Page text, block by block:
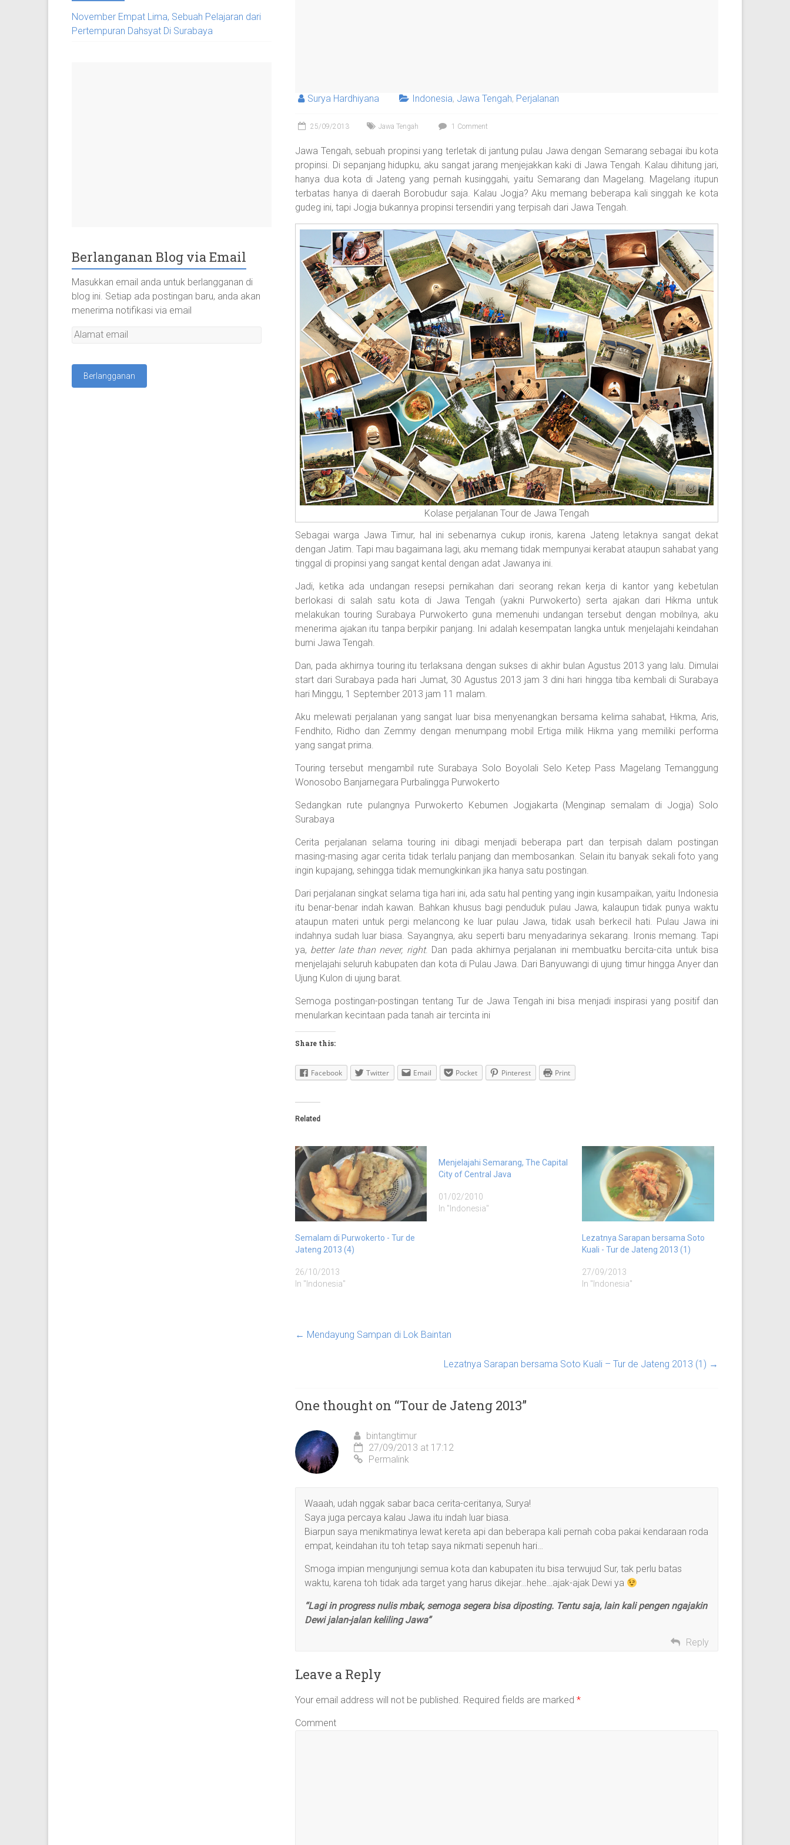
Surya Hardhiyana Indonesia, Jawa Tengah, Perjalanan
25/09/2013 Jawa Tengah 1 Comment
Jawa Tengah, sebuah propinsi yang terletak di jantung pulau Jawa dengan Semarang sebagai ibu kota
propinsi. Di sepanjang hidupku, aku sangat jarang menjejakkan kaki di Jawa Tengah. Kalau dihitung jari,
hanya dua kota di Jateng yang pernah kusinggahi, yaitu Semarang dan Magelang. Magelang itupun
terbatas hanya di daerah Borobudur saja. Kalau Jogja? Aku memang beberapa kali singgah ke kota
gudeg ini, tapi Jogja bukannya propinsi tersendiri yang terpisah dari Jawa Tengah.
Kolase perjalanan Tour de Jawa Tengah
Sebagai warga Jawa Timur, hal ini sebenarnya cukup ironis, karena Jateng letaknya sangat dekat
dengan Jatim. Tapi mau bagaimana lagi, aku memang tidak mempunyai kerabat ataupun sahabat yang
tinggal di propinsi yang sangat kental dengan adat Jawanya ini.
Jadi, ketika ada undangan resepsi pernikahan dari seorang rekan kerja di kantor yang kebetulan
berlokasi di salah satu kota di Jawa Tengah (yakni Purwokerto) serta ajakan dari Hikma untuk
melakukan touring Surabaya Purwokerto guna memenuhi undangan tersebut dengan mobilnya, aku
menerima ajakan itu tanpa berpikir panjang. Ini adalah kesempatan langka untuk menjelajahi keindahan
bumi Jawa Tengah.
Dan, pada akhirnya touring itu terlaksana dengan sukses di akhir bulan Agustus 2013 yang lalu. Dimulai
start dari Surabaya pada hari Jumat, 30 Agustus 2013 jam 3 dini hari hingga tiba kembali di Surabaya
hari Minggu, 1 September 2013 jam 11 malam.
Aku melewati perjalanan yang sangat luar bisa menyenangkan bersama kelima sahabat, Hikma, Aris,
Fendhito, Ridho dan Zemmy dengan menumpang mobil Ertiga milik Hikma yang memiliki performa
yang sangat prima.
Touring tersebut mengambil rute Surabaya Solo Boyolali Selo Ketep Pass Magelang Temanggung
Wonosobo Banjarnegara Purbalingga Purwokerto
Sedangkan rute pulangnya Purwokerto Kebumen Jogjakarta (Menginap semalam di Jogja) Solo
Surabaya
Cerita perjalanan selama touring ini dibagi menjadi beberapa part dan terpisah dalam postingan
masing-masing agar cerita tidak terlalu panjang dan membosankan. Selain itu banyak sekali foto yang
ingin kupajang, sehingga tidak memungkinkan jika hanya satu postingan.
Dari perjalanan singkat selama tiga hari ini, ada satu hal penting yang ingin kusampaikan, yaitu Indonesia
itu benar-benar indah kawan. Bahkan khusus bagi penduduk pulau Jawa, kalaupun tidak punya waktu
ataupun materi untuk pergi melancong ke luar pulau Jawa, tidak usah berkecil hati. Pulau Jawa ini
indahnya sudah luar biasa. Sayangnya, aku seperti baru menyadarinya sekarang. Ironis memang. Tapi
ya, better late than never, right. Dan pada akhirnya perjalanan ini membuatku bercita-cita untuk bisa
menjelajahi seluruh kabupaten dan kota di Pulau Jawa. Dari Banyuwangi di ujung timur hingga Anyer dan
Ujung Kulon di ujung barat.
Semoga postingan-postingan tentang Tur de Jawa Tengah ini bisa menjadi inspirasi yang positif dan
menularkan kecintaan pada tanah air tercinta ini
Share this:
Facebook Twitter Email Pocket Pinterest Print
Related
Semalam di Purwokerto - Tur de
Jateng 2013 (4)
26/10/2013
In "Indonesia"
Menjelajahi Semarang, The Capital
City of Central Java
01/02/2010
In "Indonesia"
Lezatnya Sarapan bersama Soto
Kuali - Tur de Jateng 2013 (1)
27/09/2013
In "Indonesia"
← Mendayung Sampan di Lok Baintan
Lezatnya Sarapan bersama Soto Kuali – Tur de Jateng 2013 (1) →
One thought on “Tour de Jateng 2013”
bintangtimur
27/09/2013 at 17:12
Permalink
Waaah, udah nggak sabar baca cerita-ceritanya, Surya!
Saya juga percaya kalau Jawa itu indah luar biasa.
Biarpun saya menikmatinya lewat kereta api dan beberapa kali pernah coba pakai kendaraan roda
empat, keindahan itu toh tetap saya nikmati sepenuh hari…
Smoga impian mengunjungi semua kota dan kabupaten itu bisa terwujud Sur, tak perlu batas
waktu, karena toh tidak ada target yang harus dikejar…hehe…ajak-ajak Dewi ya
“Lagi in progress nulis mbak, semoga segera bisa diposting. Tentu saja, lain kali pengen ngajakin
Dewi jalan-jalan keliling Jawa”
Reply
Leave a Reply
Your email address will not be published. Required fields are marked *
Comment
November Empat Lima, Sebuah Pelajaran dari
Pertempuran Dahsyat Di Surabaya
Berlanganan Blog via Email
Masukkan email anda untuk berlangganan di
blog ini. Setiap ada postingan baru, anda akan
menerima notifikasi via email
A
a
a